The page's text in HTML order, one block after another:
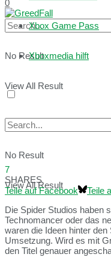
No Result
View All Result
Xbox Game Pass
Xboxmedia hilft
No Result
View All Result
0
7
SHARES
Teile auf Facebook
Teile
Die Spider Studios haben
Technomancer oder das
waren die Ideen hinter
Umsetzung. Wird es mit
den Titel genauer